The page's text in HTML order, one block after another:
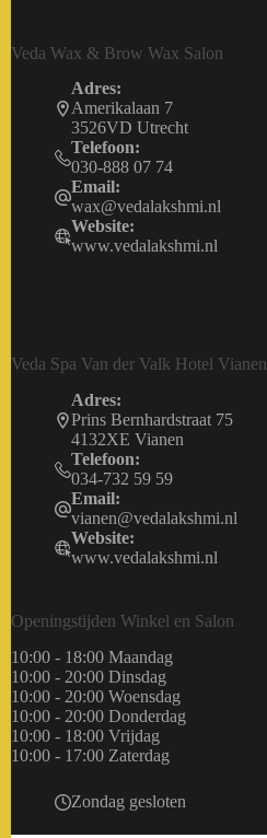
Veda Wax & Brow Wax Salon
Adres:
Amerikalaan 7
3526VD Utrecht
Telefoon:
030-888 07 74
Email:
wax@vedalakshmi.nl
Website:
www.vedalakshmi.nl
Veda Spa Van der Valk Hotel Vianen
Adres:
Prins Bernhardstraat 75
4132XE Vianen
Telefoon:
034-732 59 59
Email:
vianen@vedalakshmi.nl
Website:
www.vedalakshmi.nl
Openingstijden Winkel en Salon
10:00 - 18:00 Maandag
10:00 - 20:00 Dinsdag
10:00 - 20:00 Woensdag
10:00 - 20:00 Donderdag
10:00 - 18:00 Vrijdag
10:00 - 17:00 Zaterdag
Zondag gesloten